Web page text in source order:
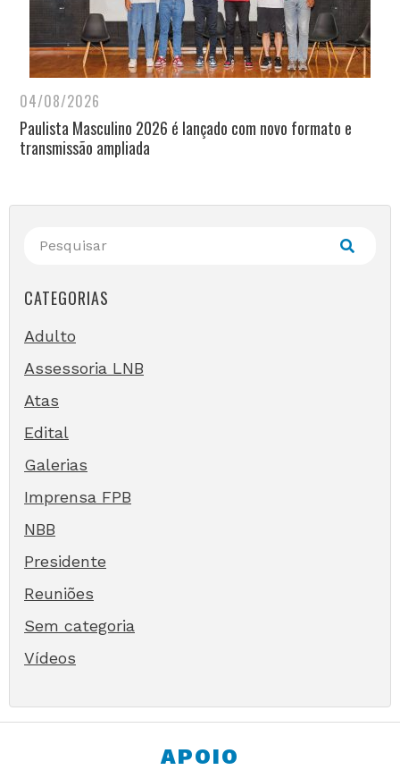
04/08/2026
Paulista Masculino 2026 é lançado com novo formato e
transmissão ampliada
CATEGORIAS
Adulto
Assessoria LNB
Atas
Edital
Galerias
Imprensa FPB
NBB
Presidente
Reuniões
Sem categoria
Vídeos
APOIO